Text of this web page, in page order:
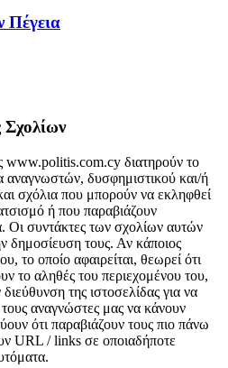
Πέγεια
Σχολίων
www.politis.com.cy διατηρούν το
αναγνωστών, δυσφημιστικού και/ή
σχόλια που μπορούν να εκληφθεί
ή που παραβιάζουν
Οι συντάκτες των σχολίων αυτών
δημοσίευση τους. Αν κάποιος
το οποίο αφαιρείται, θεωρεί ότι
το αληθές του περιεχομένου του,
της ιστοσελίδας για να
αναγνώστες μας να κάνουν
ότι παραβιάζουν τους πιο πάνω
URL / links σε οποιαδήποτε